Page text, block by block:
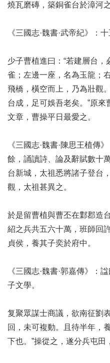
燒瓦磨磚，築銅雀台於漳河
《三國志·魏書·武帝紀》：
少子曹植進曰：“若建層台
雀；左邊一座，名為玉龍；
飛橋，橫空而上，乃為壯觀
台成，足可娛吾老矣。”原
文章，曹操平日最愛之。
《三國志·魏書·陳思王植傳
餘，誦讀詩、論及辭賦數
台新城，太祖悉將諸子登台
觀，太祖甚異之。
於是留曹植與曹丕在鄴郡造
紹之兵共五六十萬，班師回
貞侯，養其子奕於府中。
《三國志·魏書·郭嘉傳》
子文學。
复聚眾謀士商議，欲南征劉
回，未可複動。且待半年，
下也。”操從之，遂分兵屯田